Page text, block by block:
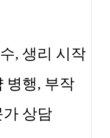
, 생리 시작
병행, 부작
가 상담